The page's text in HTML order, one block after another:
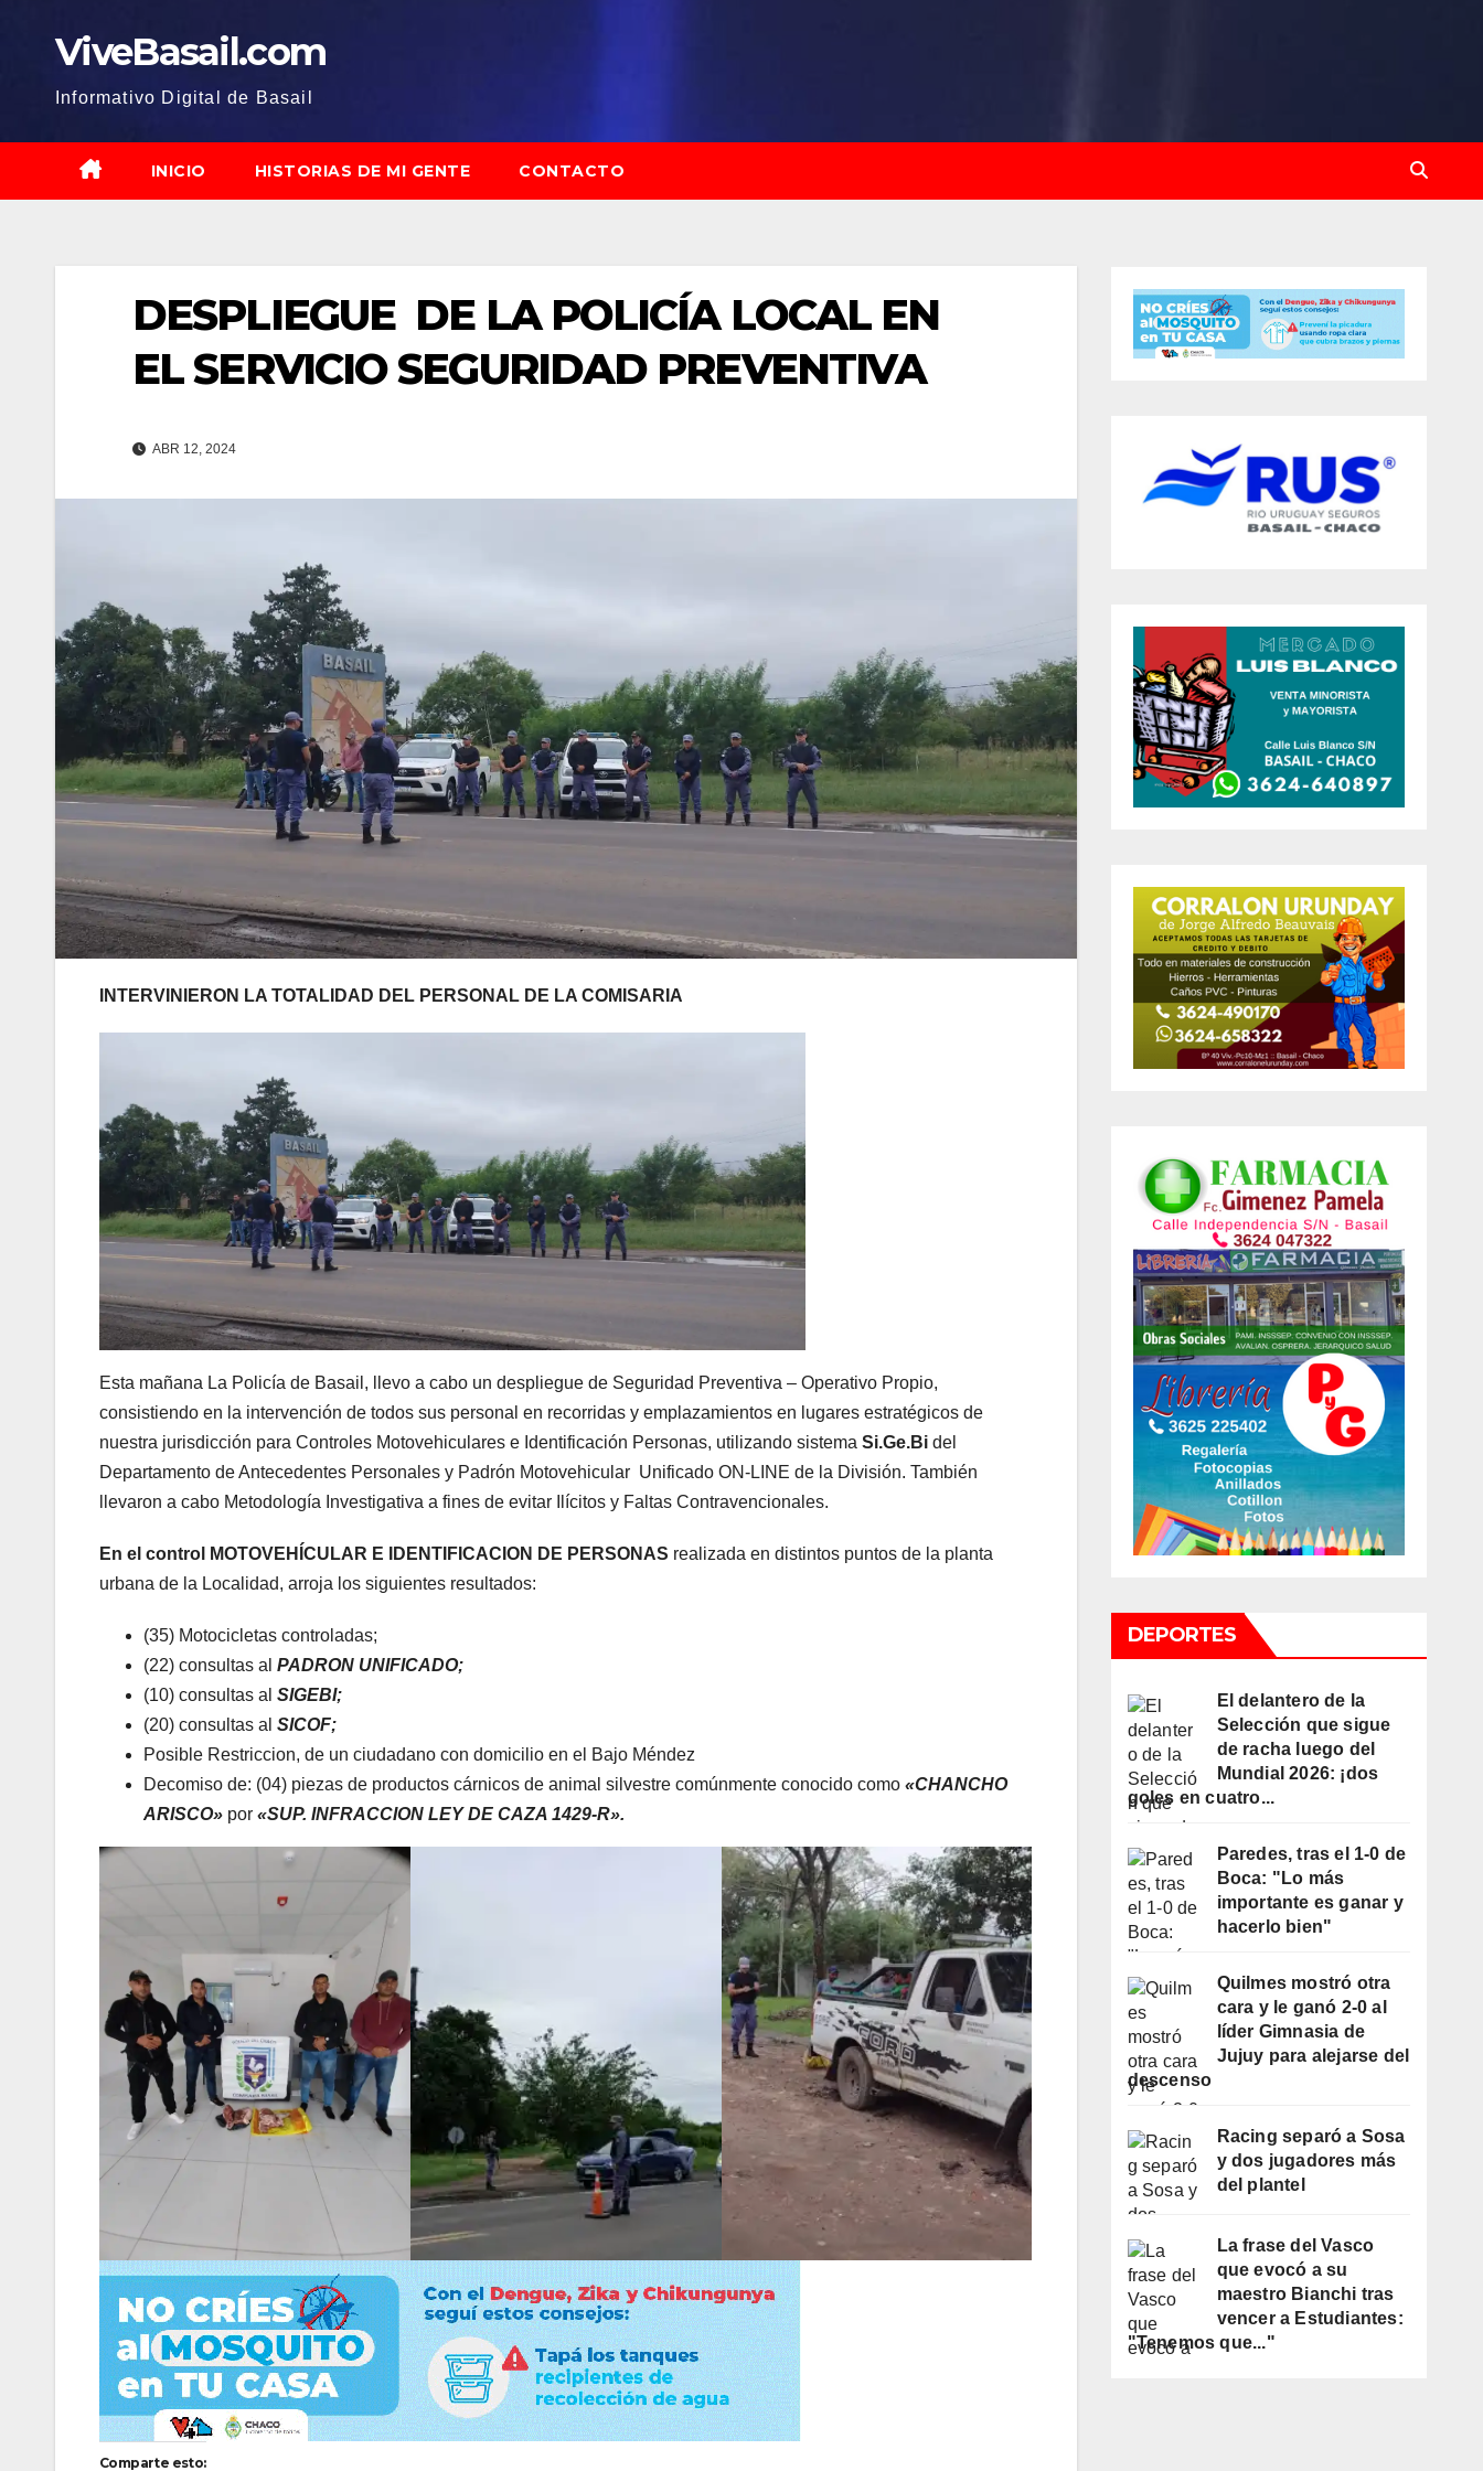
ViveBasail.com
Informativo Digital de Basail
INICIO HISTORIAS DE MI GENTE CONTACTO
DESPLIEGUE DE LA POLICÍA LOCAL EN
EL SERVICIO SEGURIDAD PREVENTIVA
ABR 12, 2024
INTERVINIERON LA TOTALIDAD DEL PERSONAL DE LA COMISARIA
Esta mañana La Policía de Basail, llevo a cabo un despliegue de Seguridad Preventiva – Operativo Propio,
consistiendo en la intervención de todos sus personal en recorridas y emplazamientos en lugares estratégicos de
nuestra jurisdicción para Controles Motovehiculares e Identificación Personas, utilizando sistema Si.Ge.Bi del
Departamento de Antecedentes Personales y Padrón Motovehicular Unificado ON-LINE de la División. También
llevaron a cabo Metodología Investigativa a fines de evitar Ilícitos y Faltas Contravencionales.
En el control MOTOVEHÍCULAR E IDENTIFICACION DE PERSONAS realizada en distintos puntos de la planta
urbana de la Localidad, arroja los siguientes resultados:
(35) Motocicletas controladas;
(22) consultas al PADRON UNIFICADO;
(10) consultas al SIGEBI;
(20) consultas al SICOF;
Posible Restriccion, de un ciudadano con domicilio en el Bajo Méndez
Decomiso de: (04) piezas de productos cárnicos de animal silvestre comúnmente conocido como «CHANCHO
ARISCO» por «SUP. INFRACCION LEY DE CAZA 1429-R».
Comparte esto:
DEPORTES
El delantero de la
Selección que sigue
de racha luego del
Mundial 2026: ¡dos
goles en cuatro...
Paredes, tras el 1-0 de
Boca: "Lo más
importante es ganar y
hacerlo bien"
Quilmes mostró otra
cara y le ganó 2-0 al
líder Gimnasia de
Jujuy para alejarse del
descenso
Racing separó a Sosa
y dos jugadores más
del plantel
La frase del Vasco
que evocó a su
maestro Bianchi tras
vencer a Estudiantes:
"Tenemos que..."